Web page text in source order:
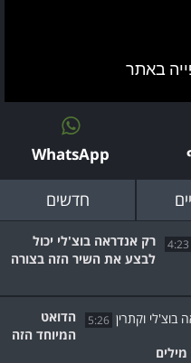
WhatsApp
חדשים
4:23
רק אנדראה בוצ'לי יכול
לבצע את השיר הזה בצורה
5:26
הדואט
המיוחד הזה